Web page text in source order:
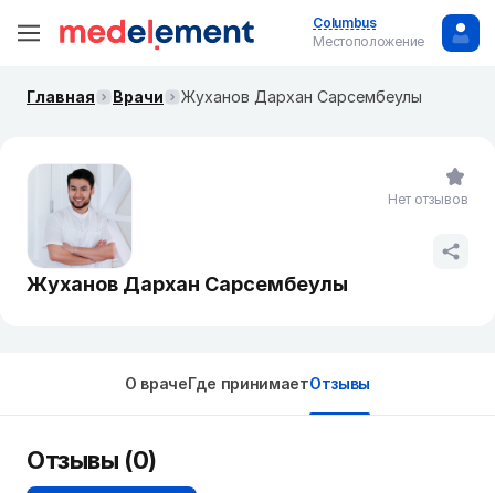
Columbus
Местоположение
Главная Врачи Жуханов Дархан Сарсембеулы
Жуханов Дархан Сарсембеулы
Нет отзывов
О врачеГде принимаетОтзывы
Отзывы (0)